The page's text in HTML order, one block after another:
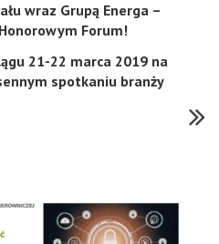
wraz Grupą Energa –
Forum!
21-22 marca 2019 na
spotkaniu branży